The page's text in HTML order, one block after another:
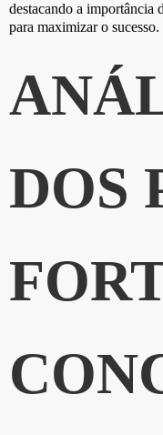
destacando a importância
para maximizar o sucesso.
DOS